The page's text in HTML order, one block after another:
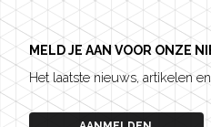
MELD JE AAN VOOR ONZE
Het laatste nieuws, artikelen